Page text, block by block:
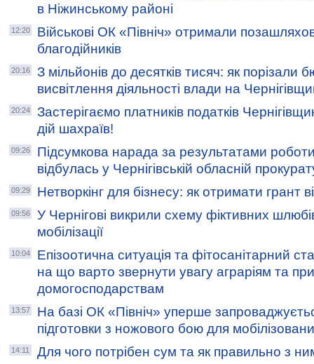
в Ніжинському районі
12:20
Військові ОК «Північ» отримали
благодійників
20:16
З мільйонів до десятків тисяч: як порізали
висвітлення діяльності влади на
20:24
Застерігаємо платників податків
дій шахраїв!
09:26
Підсумкова нарада за результатами
відбулась у Чернігівській обласній
09:29 Нетворкінг для бізнесу: як отримати грант
09:56
У Чернігові викрили схему фіктивних
мобілізації
10:04
Епізоотична ситуація та фітосанітарний
на що варто звернути увагу аграріям та
домогосподарствам
13:57
На базі ОК «Північ» уперше
підготовки з ножового бою для
14:11 Для чого потрібен сум та як правильно з